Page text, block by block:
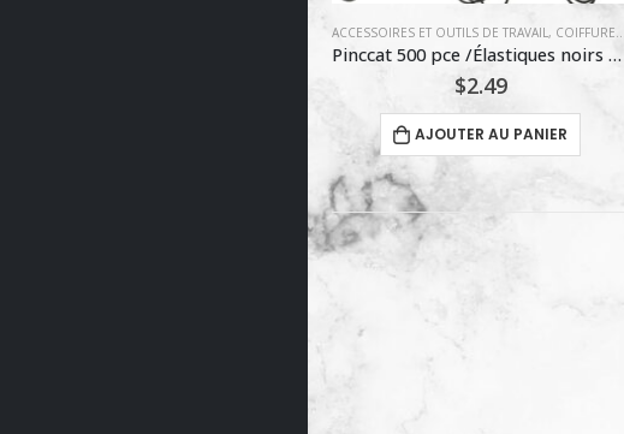
UNCATEGORIZED
ACCESSOIRES ET OUTILS DE TRAVAIL,COIFFURE
Annie Rubber band / mini élastiques noirs / 300 pcs
$2.50
AJOUTER AU PANIER